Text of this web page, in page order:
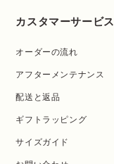
カスタマーサービス
オーダーの流れ
アフターメンテナンス
配送と返品
ギフトラッピング
サイズガイド